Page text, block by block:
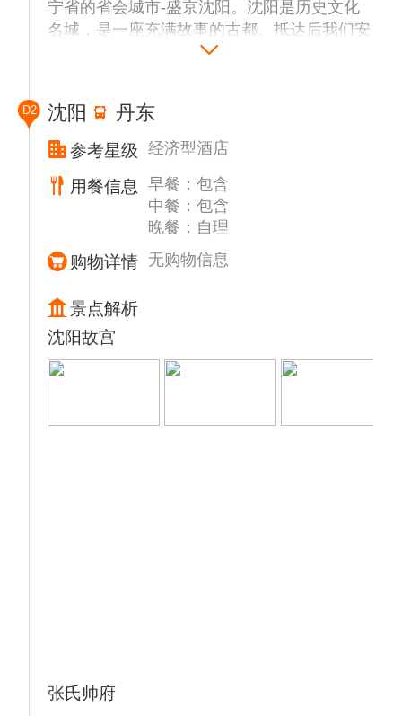
宁省的省会城市-盛京沈阳。沈阳是历史文化
名城，是一座充满故事的古都。抵达后我们安
排专职司机车辆接您入住酒店。
酒店通常入住时间为集合日当天下午14:00。
如果你到的较早，酒店还没准备好房间的话，
您可以把行李寄存在前台，先去周边逛逛~
【旅游小提示】
①我们为您安排接机服务，我们会根据实际乘
坐人数，调整接机车型，由于大家抵达时间不
同，可能会存在不超过30min等待彼此的时
间，如介意可自理打车前往酒店。
②出团前1天会发送短信/出团通知书，告知入
住酒店及导游联系方式，若入住障碍，请第一
时间联系导游/确认单里的紧急联系人。
D2 沈阳 丹东
参考星级 经济型酒店
用餐信息
早餐：包含
中餐：包含
晚餐：自理
购物详情 无购物信息
景点解析
沈阳故宫
张氏帅府